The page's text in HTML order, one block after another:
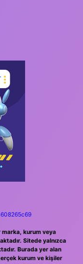
kurum veya
Sitede yalnızca
Burada yer alan
kurum ve kişiler